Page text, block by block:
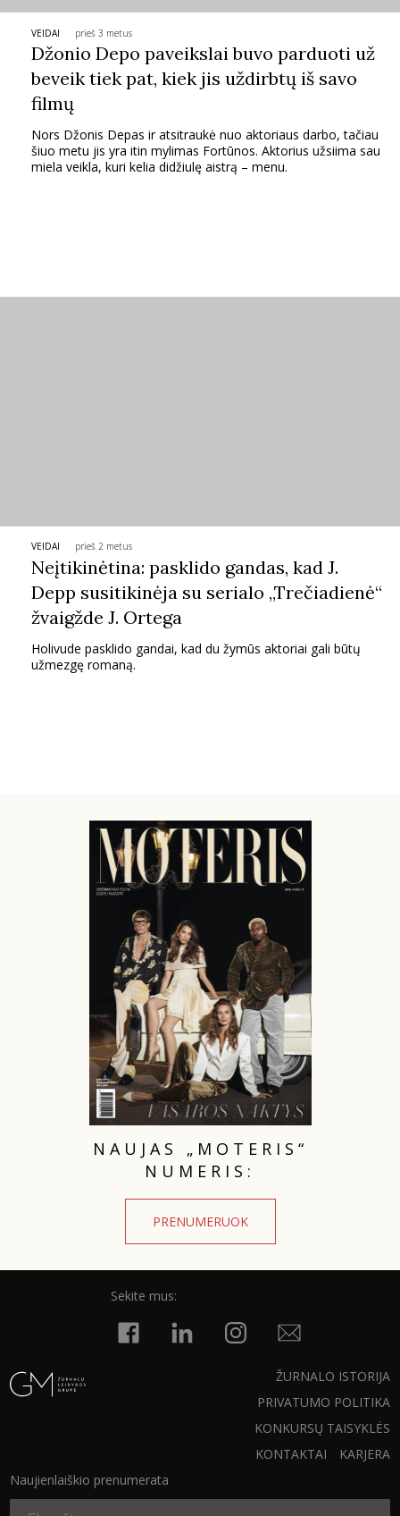
VIRTUVĖ
RECEPTAI
VAIKAI
PRIVATUMO POLITIKA
NAUJIENLAIŠKĮ
Prenumeruodami portalą,
Jūs sutinkate su
VEIDAI prieš 3 metus
Džonio Depo paveikslai buvo parduoti už
beveik tiek pat, kiek jis uždirbtų iš savo
filmų
Nors Džonis Depas ir atsitraukė nuo aktoriaus darbo, tačiau
šiuo metu jis yra itin mylimas Fortūnos. Aktorius užsiima sau
miela veikla, kuri kelia didžiulę aistrą – menu.
VEIDAI prieš 2 metus
Neįtikinėtina: pasklido gandas, kad J.
Depp susitikinėja su serialo „Trečiadienė“
žvaigžde J. Ortega
Holivude pasklido gandai, kad du žymūs aktoriai gali būtų
užmezgę romaną.
NAUJAS „MOTERIS“
NUMERIS:
PRENUMERUOK
Sekite mus:
ŽURNALO ISTORIJA
PRIVATUMO POLITIKA
KONKURSŲ TAISYKLĖS
KARJERA
KONTAKTAI
Naujienlaiškio prenumerata